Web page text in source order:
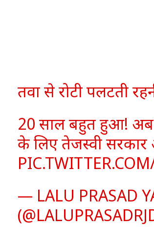
तवा से रोटी पलटती
20 साल बहुत हुआ! अब
के लिए तेजस्वी
— LALU PRASAD